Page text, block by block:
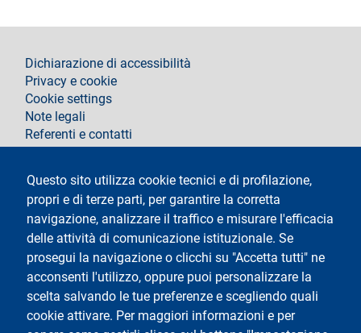
Questo sito utilizza cookie tecnici e di profilazione,
propri e di terze parti, per garantire la corretta
navigazione, analizzare il traffico e misurare l'efficacia
delle attività di comunicazione istituzionale. Se
prosegui la navigazione o clicchi su "Accetta tutti" ne
acconsenti l'utilizzo, oppure puoi personalizzare la
scelta salvando le tue preferenze e scegliendo quali
cookie attivare. Per maggiori informazioni e per
footer
Dichiarazione di accessibilità
Privacy e cookie
Cookie settings
Note legali
Referenti e contatti
Testo
Università degli Studi di Milano
Via Festa del Perdono 7 - 20122 Milano
Tel.+39 02 5032 5032
Posta Elettronica Certificata